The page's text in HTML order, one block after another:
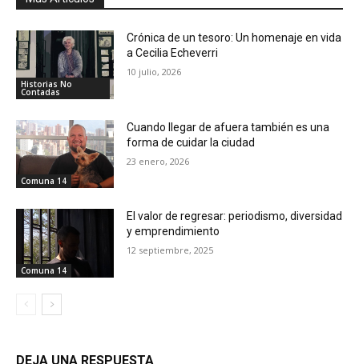
Historias No
Contadas
Crónica de un tesoro: Un homenaje en vida
a Cecilia Echeverri
10 julio, 2026
Comuna 14
Cuando llegar de afuera también es una
forma de cuidar la ciudad
23 enero, 2026
Comuna 14
El valor de regresar: periodismo, diversidad
y emprendimiento
12 septiembre, 2025
DEJA UNA RESPUESTA